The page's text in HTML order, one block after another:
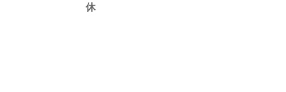
休